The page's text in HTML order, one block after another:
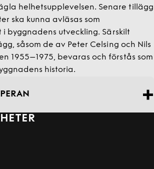
helhetsupplevelsen. Senare tillägg
ska kunna avläsas som
i byggnadens utveckling. Särskilt
såsom de av Peter Celsing och Nils
1955–1975, bevaras och förstås som
historia.